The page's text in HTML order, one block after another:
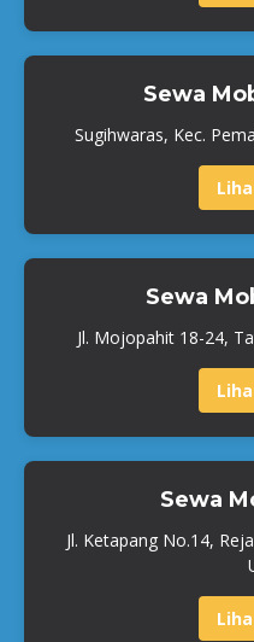
Sewa
Sugihwaras, Kec.
Sewa
Jl. Mojopahit 18-24,
Sewa
Jl. Ketapang No.14,